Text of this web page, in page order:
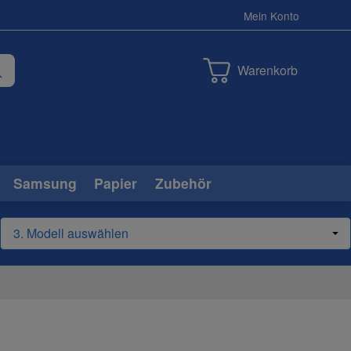
Mein Konto
Warenkorb
Samsung Papier Zubehör